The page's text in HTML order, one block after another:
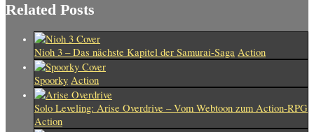
Related Posts
Nioh 3 – Das nächste Kapitel der Samurai-Saga Action
Spoorky Action
Solo Leveling: Arise Overdrive – Vom Webtoon zum Action-RPG
Action